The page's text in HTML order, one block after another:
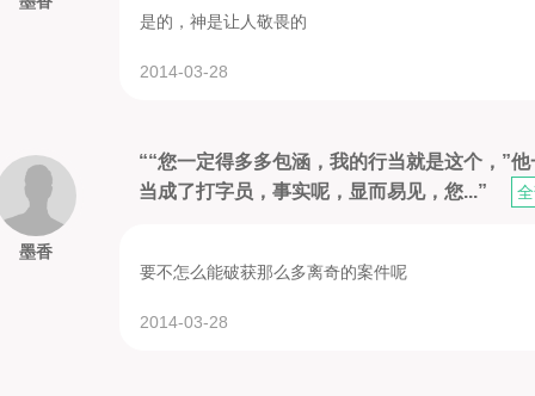
是的，神是让人敬畏的
2014-03-28
墨香
““您一定得多多包涵，我的行当就是这个，”
当成了打字员，事实呢，显而易见，您...”
要不怎么能破获那么多离奇的案件呢
2014-03-28